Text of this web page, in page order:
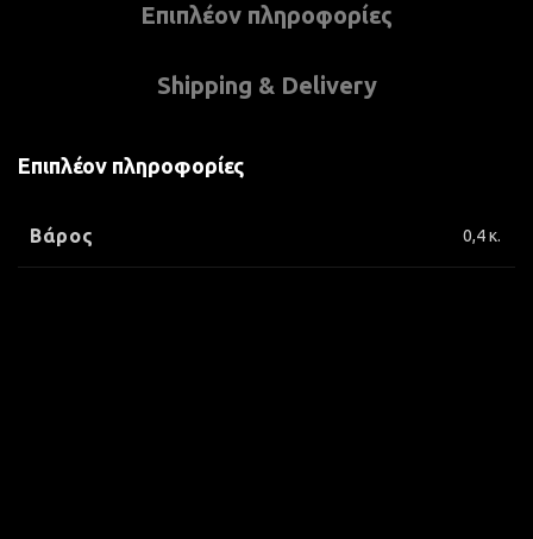
Επιπλέον πληροφορίες
Shipping & Delivery
Επιπλέον πληροφορίες
Βάρος 0,4 κ.